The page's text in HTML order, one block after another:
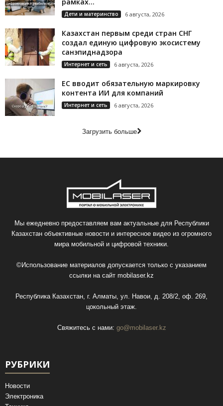
Дети и материнство 6 августа, 2026
Казахстан первым среди стран СНГ
создал единую цифровую экосистему
санэпиднадзора
Интернет и сеть 6 августа, 2026
ЕС вводит обязательную маркировку
контента ИИ для компаний
Интернет и сеть 6 августа, 2026
Загрузить больше
Мы ежедневно предоставляем вам актуальные для Республики
Казахстан объективные новости и интересное видео из огромного
мира мобильной и цифровой техники.
©Использование материалов допускается только с указанием
ссылки на сайт mobilaser.kz
Республика Казахстан, г. Алматы, ул. Навои, д. 208/2, оф. 269,
цокольный этаж.
Свяжитесь с нами: go@mobilaser.kz
РУБРИКИ
Новости
Электроника